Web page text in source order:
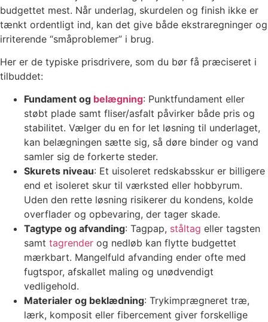
budgettet mest. Når underlag, skurdelen og finish ikke er
tænkt ordentligt ind, kan det give både ekstraregninger og
irriterende “småproblemer” i brug.
Her er de typiske prisdrivere, som du bør få præciseret i
tilbuddet:
Fundament og belægning: Punktfundament eller
støbt plade samt fliser/asfalt påvirker både pris og
stabilitet. Vælger du en for let løsning til underlaget,
kan belægningen sætte sig, så døre binder og vand
samler sig de forkerte steder.
Skurets niveau: Et uisoleret redskabsskur er billigere
end et isoleret skur til værksted eller hobbyrum.
Uden den rette løsning risikerer du kondens, kolde
overflader og opbevaring, der tager skade.
Tagtype og afvanding: Tagpap, ståltag eller tagsten
samt tagrender og nedløb kan flytte budgettet
mærkbart. Mangelfuld afvanding ender ofte med
fugtspor, afskallet maling og unødvendigt
vedligehold.
Materialer og beklædning: Trykimprægneret træ,
lærk, komposit eller fibercement giver forskellige